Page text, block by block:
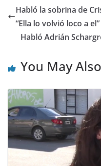
Habló la sobrina de
“Ella lo volvió loco a el”
Habló Adrián
You May